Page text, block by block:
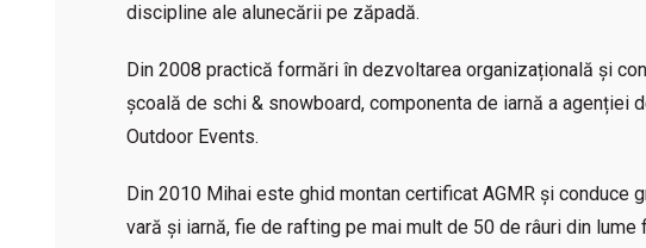
discipline ale alunecării pe zăpadă.
Din 2008 practică formări în dezvoltarea organizațională și
școală de schi & snowboard, componenta de iarnă a agenției
Outdoor Events.
Din 2010 Mihai este ghid montan certificat AGMR și conduce
vară și iarnă, fie de rafting pe mai mult de 50 de râuri din